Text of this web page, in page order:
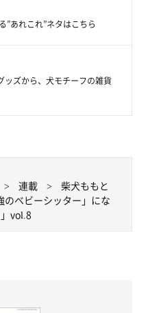
”あれこれ”ネタはこちら
ッズから、犬モチーフの雑貨
連載
柴犬ももと
のベビーシッター」にな
vol.8